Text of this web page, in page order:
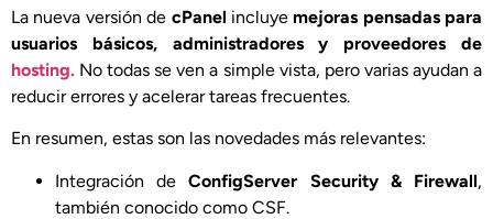
La nueva versión de cPanel incluyemejoras pensadas para
usuarios básicos, administradores y proveedores de
hosting. No todas se ven a simple vista, pero varias ayudan a
reducir errores y acelerar tareas frecuentes.
En resumen, estas son las novedades más relevantes:
Integración deConfigServer Security & Firewall,
también conocido como CSF.